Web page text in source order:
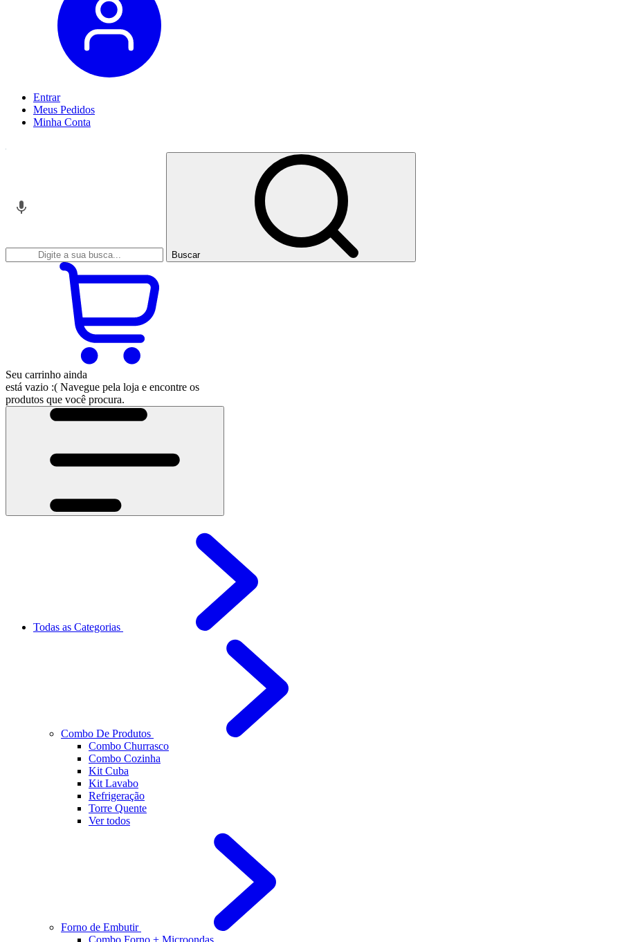
Entrar
Meus Pedidos
Minha Conta
Buscar
Seu carrinho ainda
está vazio :( Navegue pela loja e encontre os
produtos que você procura.
Todas as Categorias
Combo De Produtos
Combo Churrasco
Combo Cozinha
Kit Cuba
Kit Lavabo
Refrigeração
Torre Quente
Ver todos
Forno de Embutir
Combo Forno + Microondas